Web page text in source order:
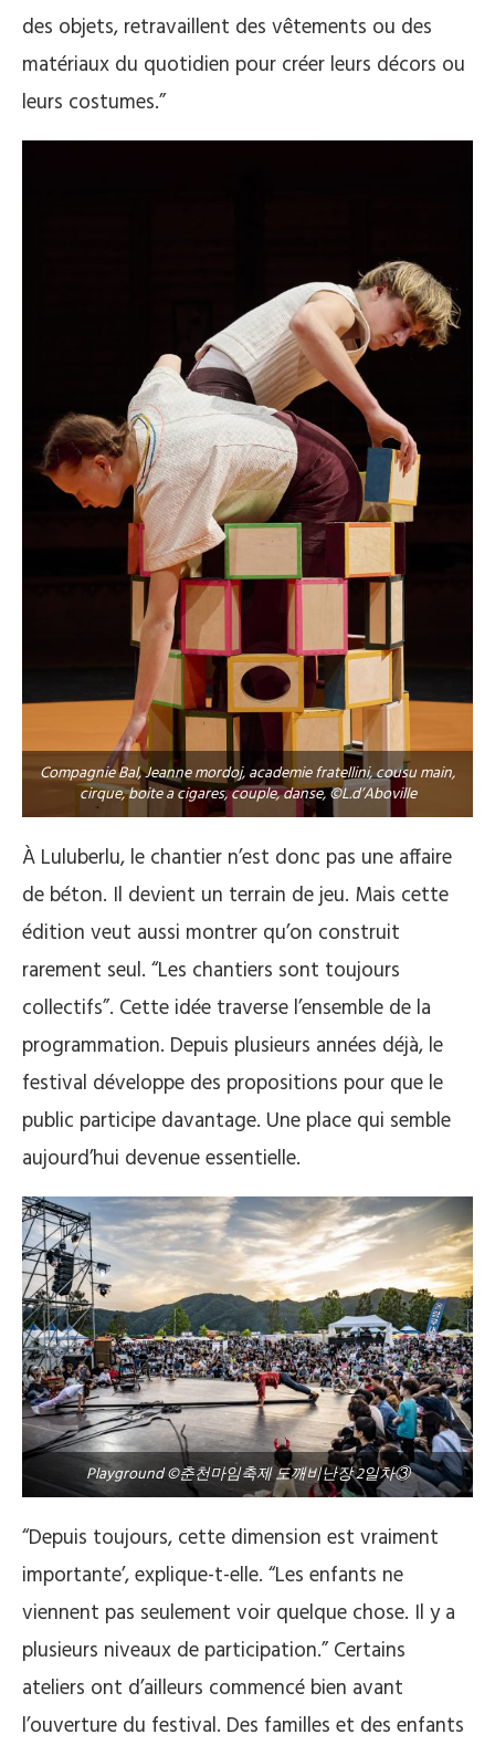
des objets, retravaillent des vêtements ou des
matériaux du quotidien pour créer leurs décors ou
leurs costumes.”
Compagnie Bal, Jeanne mordoj, academie fratellini, cousu main,
cirque, boite a cigares, couple, danse, ©L.d’Aboville
À Luluberlu, le chantier n’est donc pas une affaire
de béton. Il devient un terrain de jeu. Mais cette
édition veut aussi montrer qu’on construit
rarement seul. “Les chantiers sont toujours
collectifs”. Cette idée traverse l’ensemble de la
programmation. Depuis plusieurs années déjà, le
festival développe des propositions pour que le
public participe davantage. Une place qui semble
aujourd’hui devenue essentielle.
Playground ©춘천마임축제 도깨비난장 2일차③
“Depuis toujours, cette dimension est vraiment
importante’, explique-t-elle. “Les enfants ne
viennent pas seulement voir quelque chose. Il y a
plusieurs niveaux de participation.” Certains
ateliers ont d’ailleurs commencé bien avant
l’ouverture du festival. Des familles et des enfants